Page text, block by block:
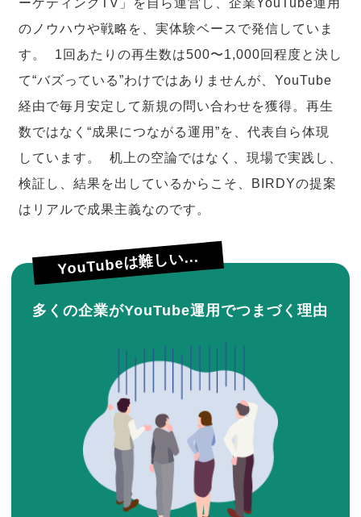
のノウハウや戦略を、実体験ベースで発信していま
す。 1回あたりの再生数は500〜1,000回程度と決し
て“バズっている”わけではありませんが、YouTube
経由で毎月安定して新規の問い合わせを獲得。再生
数ではなく“成果につながる運用”を、代表自ら体現
しています。 机上の空論ではなく、現場で実践し、
検証し、結果を出しているからこそ、BIRDYの提案
はリアルで成果主義なのです。
YouTubeは難しい...
多くの企業がYouTube運用でつまづく理由